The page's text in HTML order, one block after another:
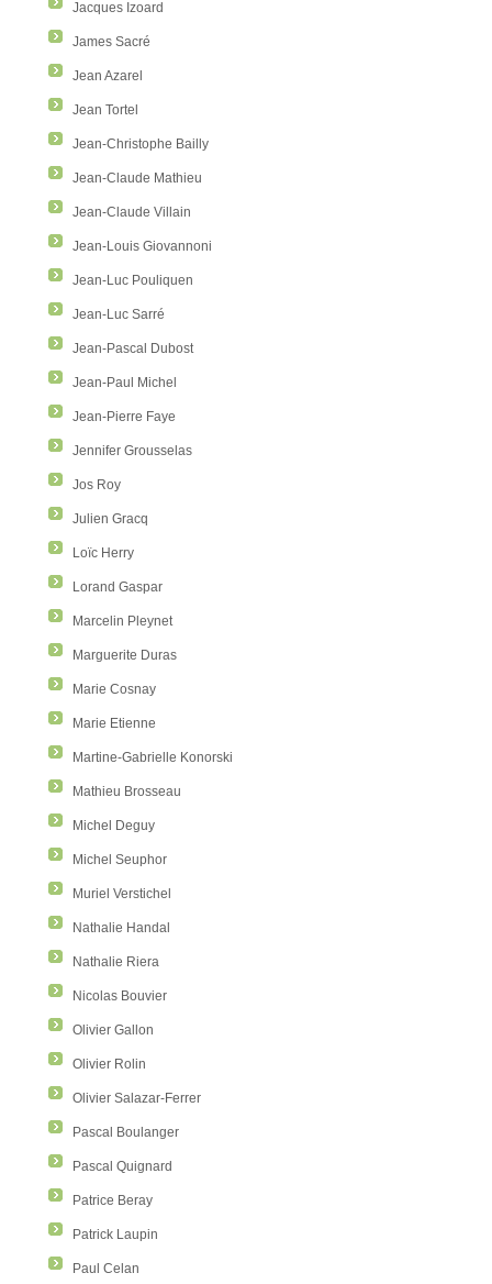
Jacques Izoard
James Sacré
Jean Azarel
Jean Tortel
Jean-Christophe Bailly
Jean-Claude Mathieu
Jean-Claude Villain
Jean-Louis Giovannoni
Jean-Luc Pouliquen
Jean-Luc Sarré
Jean-Pascal Dubost
Jean-Paul Michel
Jean-Pierre Faye
Jennifer Grousselas
Jos Roy
Julien Gracq
Loïc Herry
Lorand Gaspar
Marcelin Pleynet
Marguerite Duras
Marie Cosnay
Marie Etienne
Martine-Gabrielle Konorski
Mathieu Brosseau
Michel Deguy
Michel Seuphor
Muriel Verstichel
Nathalie Handal
Nathalie Riera
Nicolas Bouvier
Olivier Gallon
Olivier Rolin
Olivier Salazar-Ferrer
Pascal Boulanger
Pascal Quignard
Patrice Beray
Patrick Laupin
Paul Celan